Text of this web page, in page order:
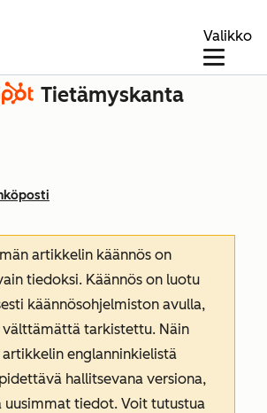
Valikko
Tietämyskanta
artikkelin käännös on
tiedoksi. Käännös on luotu
käännösohjelmiston avulla,
välttämättä tarkistettu. Näin
englanninkielistä
hallitsevana versiona,
uusimmat tiedot. Voit tutustua